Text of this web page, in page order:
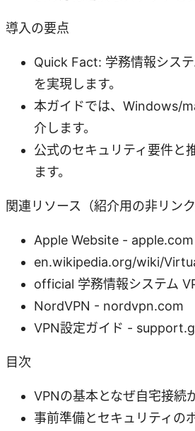
導入の要点
Quick Fact: 学務情報シス
を実現します。
本ガイドでは、Windows/
介します。
公式のセキュリティ要件と
ます。
関連リソース（紹介用の非リンク
Apple Website - apple.com
en.wikipedia.org/wiki/
official 学務情報システム
NordVPN - nordvpn.com
VPN設定ガイド -
目次
VPNの基本となぜ自宅接続
事前準備とセキュリティの